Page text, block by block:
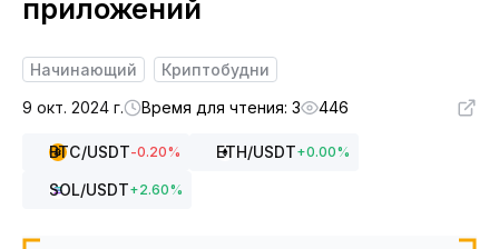
приложений
Начинающий
Криптобудни
9 окт. 2024 г.
Время для чтения: 3 446
BTC/USDT-0.20% ETH/USDT+0.00%
SOL/USDT+2.60%